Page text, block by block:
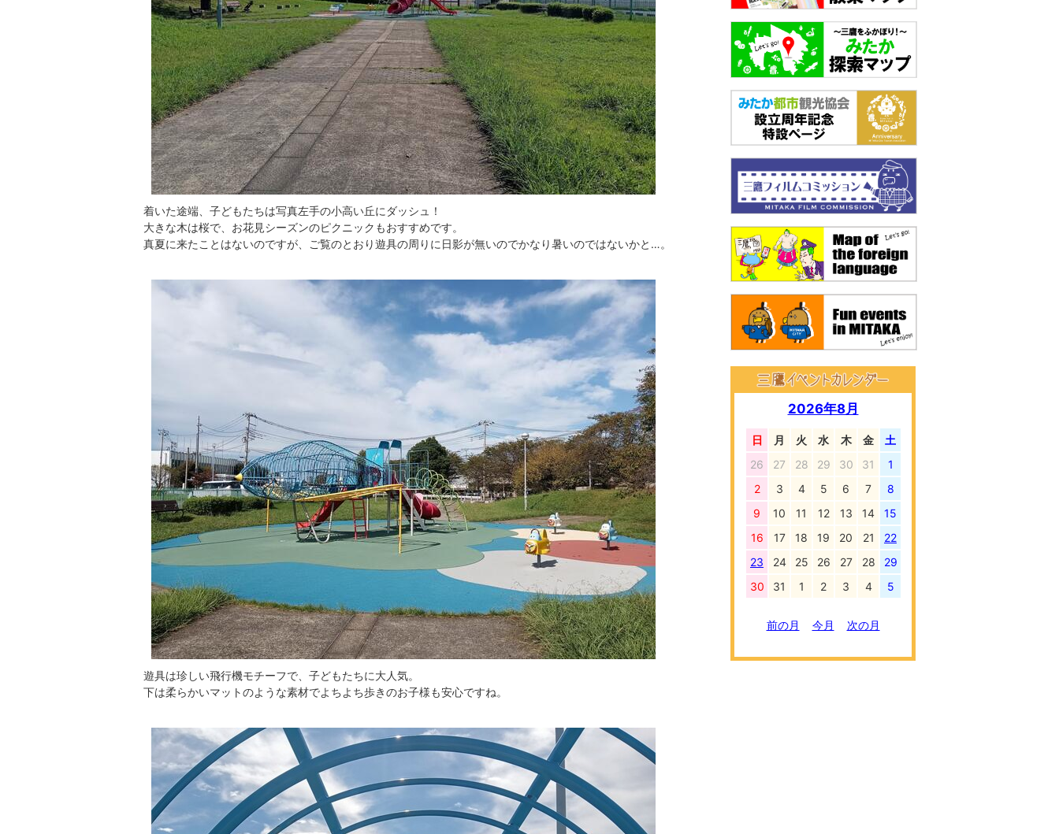
着いた途端、子どもたちは写真左手の小高い丘にダッシュ！
大きな木は桜で、お花見シーズンのピクニックもおすすめです。
真夏に来たことはないのですが、ご覧のとおり遊具の周りに日影が無いのでかなり暑いのではないかと…。
遊具は珍しい飛行機モチーフで、子どもたちに大人気。
下は柔らかいマットのような素材でよちよち歩きのお子様も安心ですね。
2026年8月
日 月 火 水 木 金
土
26
27 28 29 30 31
1
2
3 4 5 6 7
8
9
10 11 12 13 14
15
16
17 18 19 20 21
22
23
24 25 26 27 28
29
30
31 1 2 3 4 5
前の月 今月 次の月